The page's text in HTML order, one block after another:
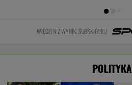
WIĘCEJ NIŻ WYNIK. SUBSKRYBUJ
POLITYKA